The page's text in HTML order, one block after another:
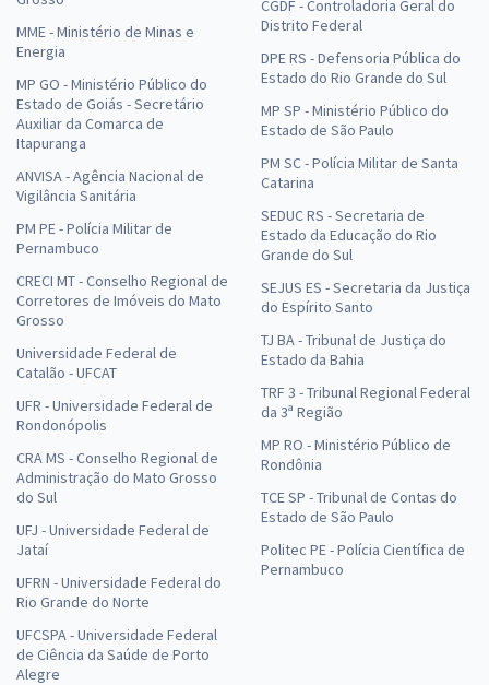
MME - Ministério de Minas e
Energia
MP GO - Ministério Público do
Estado de Goiás - Secretário
Auxiliar da Comarca de
Itapuranga
ANVISA - Agência Nacional de
Vigilância Sanitária
PM PE - Polícia Militar de
Pernambuco
CRECI MT - Conselho Regional de
Corretores de Imóveis do Mato
Grosso
Universidade Federal de
Catalão - UFCAT
UFR - Universidade Federal de
Rondonópolis
CRA MS - Conselho Regional de
Administração do Mato Grosso
do Sul
UFJ - Universidade Federal de
Jataí
UFRN - Universidade Federal do
Rio Grande do Norte
UFCSPA - Universidade Federal
de Ciência da Saúde de Porto
Alegre
CGDF - Controladoria Geral do
Distrito Federal
DPE RS - Defensoria Pública do
Estado do Rio Grande do Sul
MP SP - Ministério Público do
Estado de São Paulo
PM SC - Polícia Militar de Santa
Catarina
SEDUC RS - Secretaria de
Estado da Educação do Rio
Grande do Sul
SEJUS ES - Secretaria da Justiça
do Espírito Santo
TJ BA - Tribunal de Justiça do
Estado da Bahia
TRF 3 - Tribunal Regional Federal
da 3ª Região
MP RO - Ministério Público de
Rondônia
TCE SP - Tribunal de Contas do
Estado de São Paulo
Politec PE - Polícia Científica de
Pernambuco